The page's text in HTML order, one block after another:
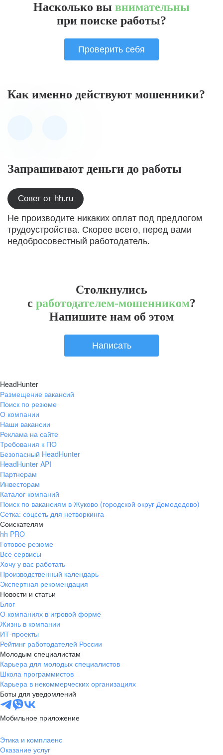
Насколько вы внимательны
при поиске работы?
Проверить себя
Как именно действуют мошенники?
Запрашивают деньги до работы
Совет от hh.ru
Не производите никаких оплат под предлогом
трудоустройства. Скорее всего, перед вами
недобросовестный работодатель.
Столкнулись
с работодателем-мошенником?
Напишите нам об этом
Написать
HeadHunter
Размещение вакансий
Поиск по резюме
О компании
Наши вакансии
Реклама на сайте
Требования к ПО
Безопасный HeadHunter
HeadHunter API
Партнерам
Инвесторам
Каталог компаний
Поиск по вакансиям в Жуково (городской округ Домодедово)
Сетка: соцсеть для нетворкинга
Соискателям
hh PRO
Готовое резюме
Все сервисы
Хочу у вас работать
Производственный календарь
Экспертная рекомендация
Новости и статьи
Блог
О компаниях в игровой форме
Жизнь в компании
ИТ-проекты
Рейтинг работодателей России
Молодым специалистам
Карьера для молодых специалистов
Школа программистов
Карьера в некоммерческих организациях
Боты для уведомлений
Мобильное приложение
Этика и комплаенс
Оказание услуг